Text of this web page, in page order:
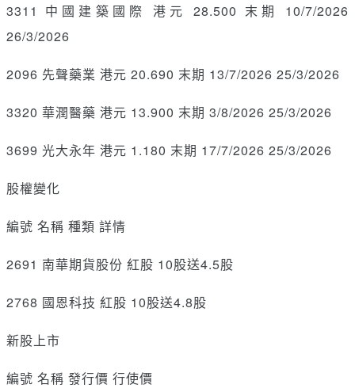
3311 中國建築國際 港元 28.500 末期 10/7/2026
26/3/2026
2096 先聲藥業 港元 20.690 末期 13/7/2026 25/3/2026
3320 華潤醫藥 港元 13.900 末期 3/8/2026 25/3/2026
3699 光大永年 港元 1.180 末期 17/7/2026 25/3/2026
股權變化
編號 名稱 種類 詳情
2691 南華期貨股份 紅股 10股送4.5股
2768 國恩科技 紅股 10股送4.8股
新股上市
編號 名稱 發行價 行使價